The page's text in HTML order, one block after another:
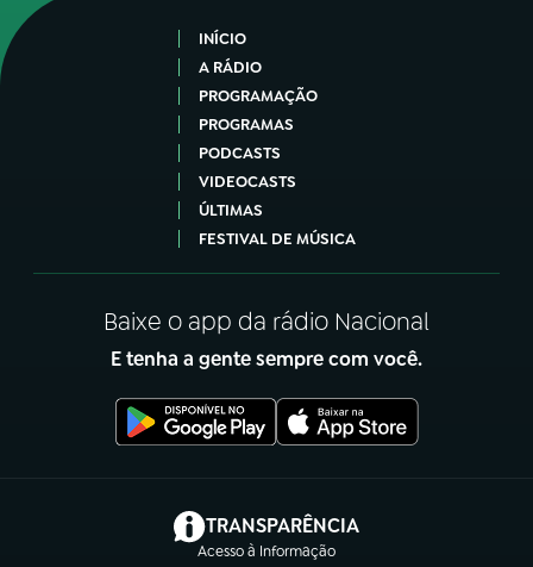
INÍCIO
A RÁDIO
PROGRAMAÇÃO
PROGRAMAS
PODCASTS
VIDEOCASTS
ÚLTIMAS
FESTIVAL DE MÚSICA
Baixe o app da rádio Nacional
E tenha a gente sempre com você.
TRANSPARÊNCIA
Acesso à Informação
(abre em nova aba)